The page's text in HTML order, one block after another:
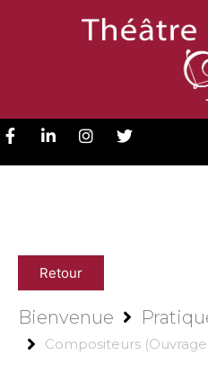
Retour
Bienvenue
Compositeurs